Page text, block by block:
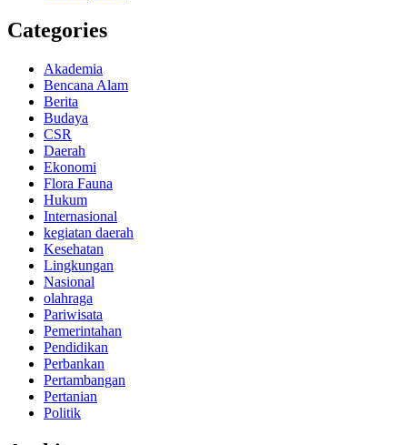
Categories
Akademia
Bencana Alam
Berita
Budaya
CSR
Daerah
Ekonomi
Flora Fauna
Hukum
Internasional
kegiatan daerah
Kesehatan
Lingkungan
Nasional
olahraga
Pariwisata
Pemerintahan
Pendidikan
Perbankan
Pertambangan
Pertanian
Politik